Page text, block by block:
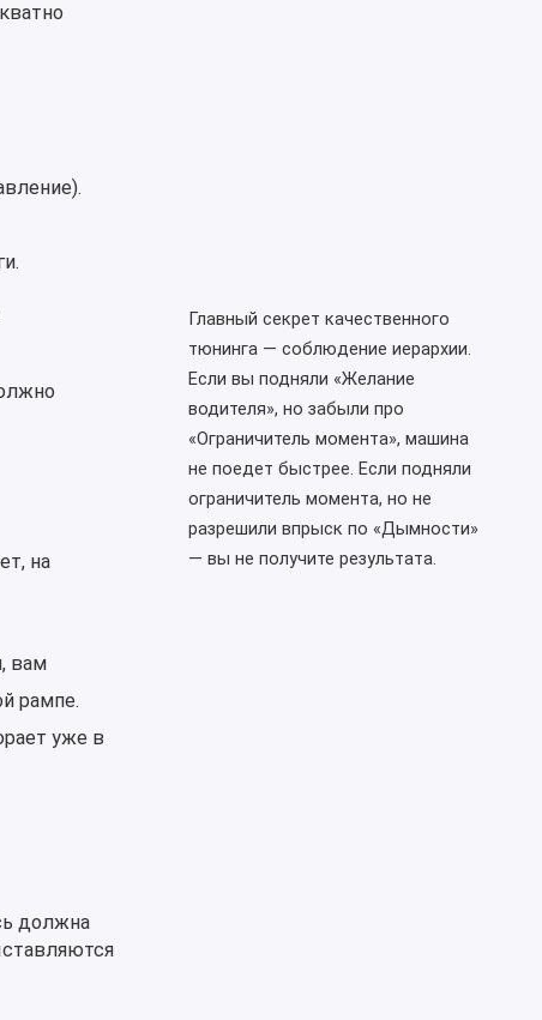
Главный секрет качественного
тюнинга — соблюдение иерархии.
Если вы подняли «Желание
водителя», но забыли про
«Ограничитель момента», машина
не поедет быстрее. Если подняли
ограничитель момента, но не
разрешили впрыск по «Дымности»
— вы не получите результата.
на
вам
рампе.
уже в
должна